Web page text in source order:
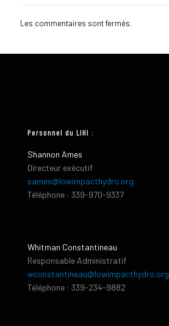
Les commentaires sont fermés.
Personnel du LIHI :
Shannon Ames
Directeur exécutif
sames@lowimpacthydro.org
Téléphone : 339-970-9337
Whitman Constantineau
Responsable Administratif
wconstantineau@lowimpacthydro.org
Téléphone : 339-234-9882